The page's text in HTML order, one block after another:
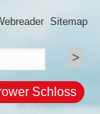
Sitemap
Schloss